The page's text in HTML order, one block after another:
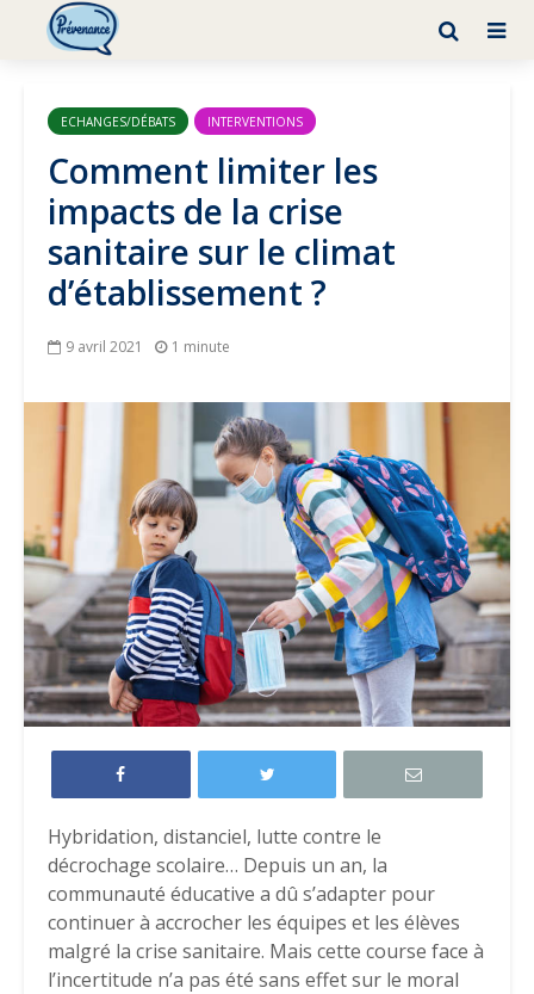
ECHANGES/DÉBATS INTERVENTIONS
Comment limiter les
impacts de la crise
sanitaire sur le climat
d’établissement ?
9 avril 2021 1 minute
Hybridation, distanciel, lutte contre le
décrochage scolaire… Depuis un an, la
communauté éducative a dû s’adapter pour
continuer à accrocher les équipes et les élèves
malgré la crise sanitaire. Mais cette course face à
l’incertitude n’a pas été sans effet sur le moral